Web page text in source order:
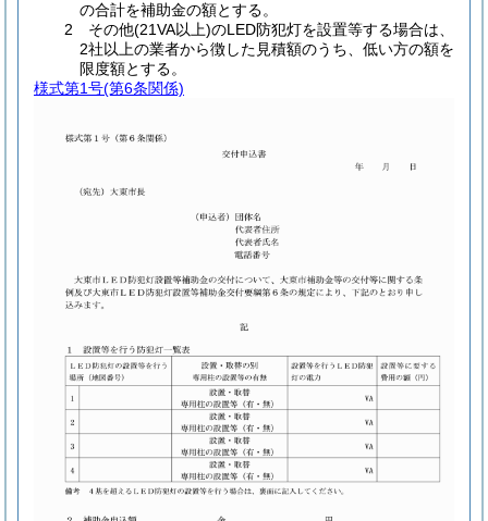
の合計を補助金の額とする。
2 その他(21VA以上)のLED防犯灯を設置等する場合は、
2社以上の業者から徴した見積額のうち、低い方の額を
限度額とする。
様式第1号(第6条関係)